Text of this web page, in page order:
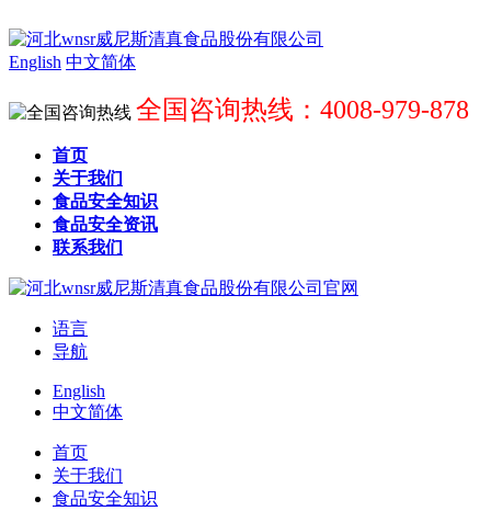
English 中文简体
全国咨询热线：4008-979-878
首页
关于我们
食品安全知识
食品安全资讯
联系我们
语言
导航
English
中文简体
首页
关于我们
食品安全知识